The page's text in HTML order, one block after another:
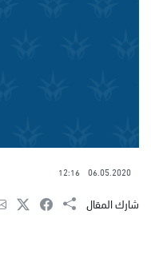
06.05.2020
12:16
شارك المقال